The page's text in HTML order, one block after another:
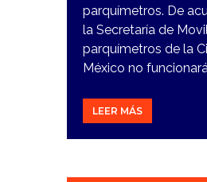
parquímetros. De
la Secretaría de
parquímetros de la
México no
LEER MÁS
20